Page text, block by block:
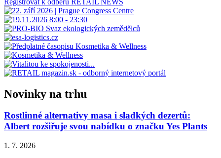
Novinky na trhu
Rostlinné alternativy masa i sladkých dezertů:
Albert rozšiřuje svou nabídku o značku Yes Plants
1. 7. 2026